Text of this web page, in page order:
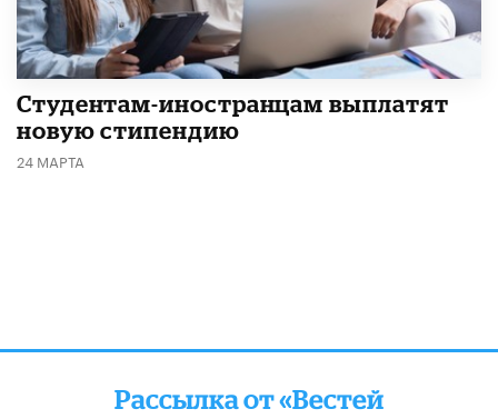
Студентам-иностранцам выплатят
новую стипендию
24 МАРТА
Рассылка от «Вестей